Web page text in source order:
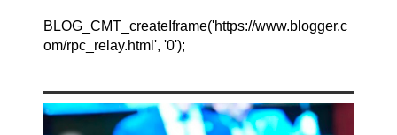
BLOG_CMT_createIframe('https://www.blogger.c
om/rpc_relay.html', '0');